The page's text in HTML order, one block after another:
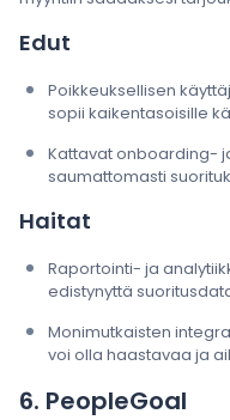
Edut
Poikkeuksellisen
sopii kaikentasoisille
Kattavat onboarding-
saumattomasti
Haitat
Raportointi- ja
edistynyttä
Monimutkaisten
voi olla haastavaa ja
6. PeopleGoal